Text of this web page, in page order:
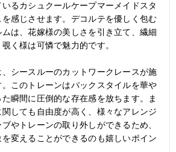
るカシュクールケープマーメイドスタ
感じさせます。デコルテを優しく包む
は、花嫁様の美しさを引き立て、繊細
く様は可憐で魅力的です。
シースルーのカットワークレースが施
このトレーンはバックスタイルを華や
瞬間に圧倒的な存在感を放ちます。ま
しても自由度が高く、様々なアレンジ
やトレーンの取り外しができるため、
変えることができるのも嬉しいポイン